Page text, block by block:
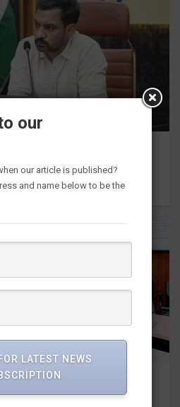
से सजेगा मुख्यमंत्री
Gairola
रोजगार से संबंधित योजनाओं
our
our article is published?
and name below to be the
LATEST NEWS